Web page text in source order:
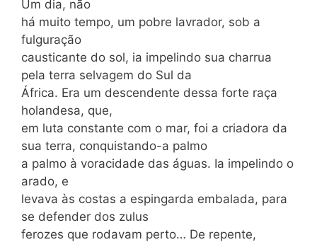
Um dia, não
há muito tempo, um pobre lavrador, sob a
fulguração
causticante do sol, ia impelindo sua charrua
pela terra selvagem do Sul da
África. Era um descendente dessa forte raça
holandesa, que,
em luta constante com o mar, foi a criadora da
sua terra, conquistando-a palmo
a palmo à voracidade das águas. Ia impelindo o
arado, e
levava às costas a espingarda embalada, para
se defender dos zulus
ferozes que rodavam perto… De repente,